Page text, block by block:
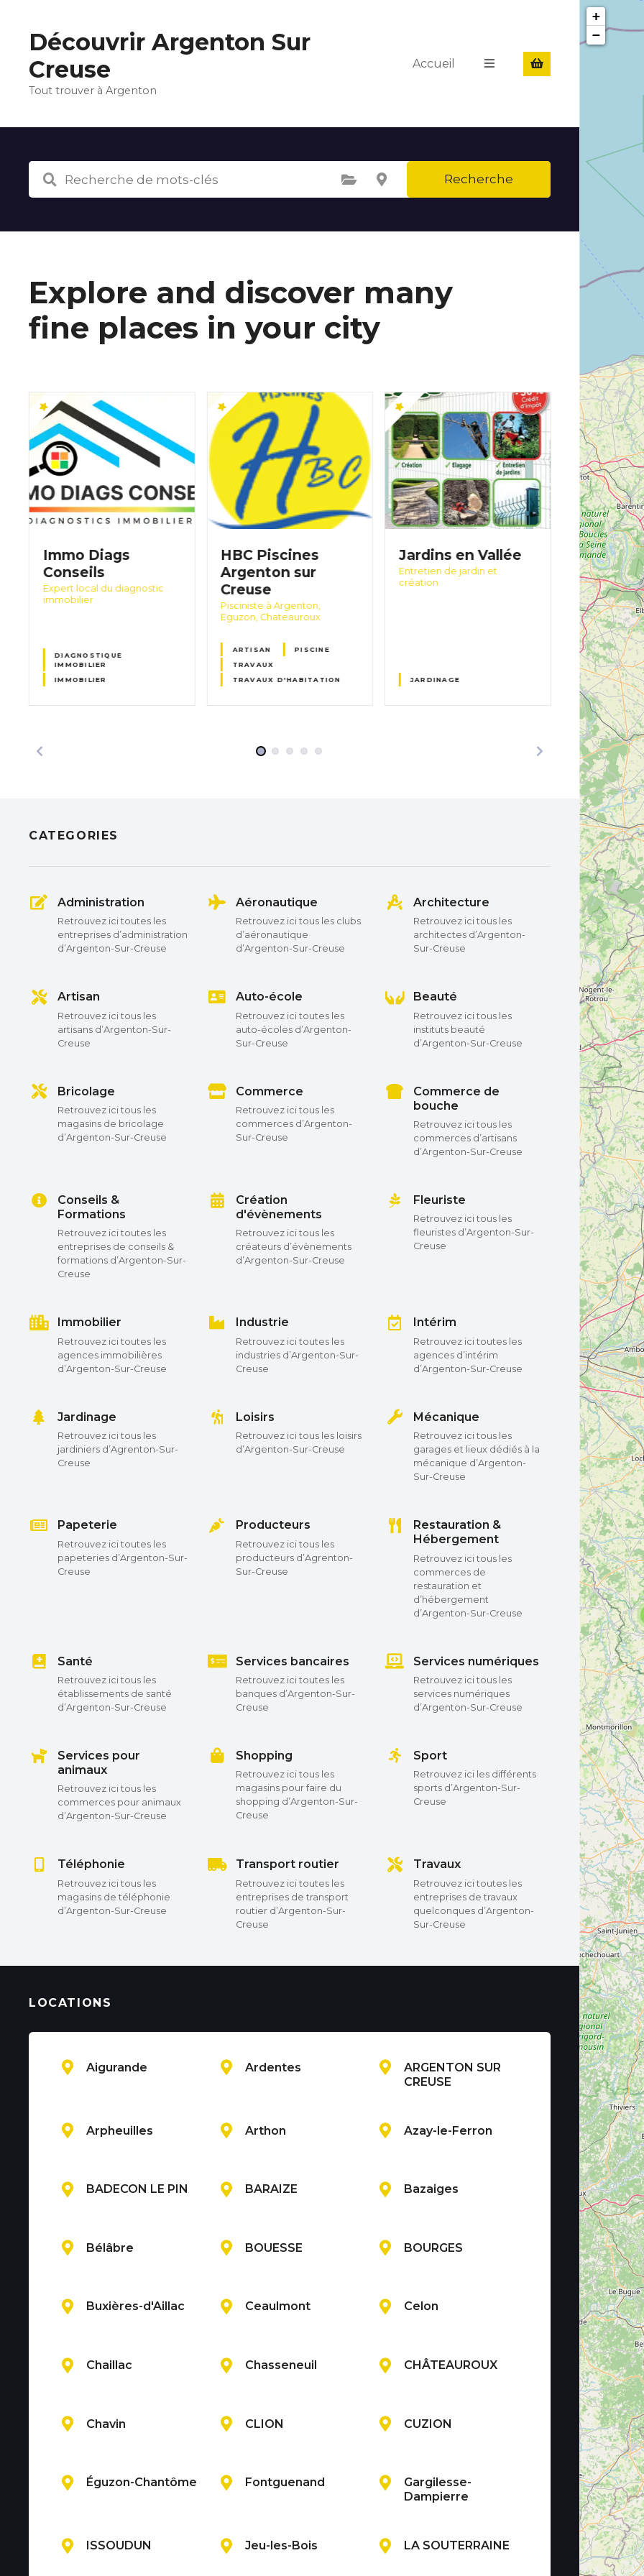
o
Découvrir Argenton Sur
Creuse
Tout trouver à Argenton
Accueil
Sélectionnez une catégorie Sélectionnez le lieu Recherche
Explore and discover many
fine places in your city
Immo Diags
Conseils
Expert local du diagnostic
immobilier
DIAGNOSTIQUE
IMMOBILIER
IMMOBILIER
HBC Piscines
Argenton sur
Creuse
Pisciniste à Argenton,
Eguzon, Chateauroux
ARTISAN
PISCINE
TRAVAUX
TRAVAUX D'HABITATION
Jardins en Vallée
Entretien de jardin et
création
JARDINAGE
de site web
CONSEILS &
CRÉATION
PUBLICITÉS
PUBLICITÉ
SERVICES
CATEGORIES
Administration
Retrouvez ici toutes les
entreprises d’administration
d’Argenton-Sur-Creuse
Aéronautique
Retrouvez ici tous les clubs
d’aéronautique
d’Argenton-Sur-Creuse
Architecture
Retrouvez ici tous les
architectes d’Argenton-
Sur-Creuse
Artisan
Retrouvez ici tous les
artisans d’Argenton-Sur-
Creuse
Auto-école
Retrouvez ici toutes les
auto-écoles d’Argenton-
Sur-Creuse
Beauté
Retrouvez ici tous les
instituts beauté
d’Argenton-Sur-Creuse
Bricolage
Retrouvez ici tous les
magasins de bricolage
d’Argenton-Sur-Creuse
Commerce
Retrouvez ici tous les
commerces d’Argenton-
Sur-Creuse
Commerce de
bouche
Retrouvez ici tous les
commerces d’artisans
d’Argenton-Sur-Creuse
Conseils &
Formations
Retrouvez ici toutes les
entreprises de conseils &
formations d’Argenton-Sur-
Creuse
Création
d'évènements
Retrouvez ici tous les
créateurs d’évènements
d’Argenton-Sur-Creuse
Fleuriste
Retrouvez ici tous les
fleuristes d’Argenton-Sur-
Creuse
Immobilier
Retrouvez ici toutes les
agences immobilières
d’Argenton-Sur-Creuse
Industrie
Retrouvez ici toutes les
industries d’Argenton-Sur-
Creuse
Intérim
Retrouvez ici toutes les
agences d’intérim
d’Argenton-Sur-Creuse
Jardinage
Retrouvez ici tous les
jardiniers d’Agrenton-Sur-
Creuse
Loisirs
Retrouvez ici tous les loisirs
d’Argenton-Sur-Creuse
Mécanique
Retrouvez ici tous les
garages et lieux dédiés à la
mécanique d’Argenton-
Sur-Creuse
Papeterie
Retrouvez ici toutes les
papeteries d’Argenton-Sur-
Creuse
Producteurs
Retrouvez ici tous les
producteurs d’Agrenton-
Sur-Creuse
Restauration &
Hébergement
Retrouvez ici tous les
commerces de
restauration et
d’hébergement
d’Argenton-Sur-Creuse
Santé
Retrouvez ici tous les
établissements de santé
d’Argenton-Sur-Creuse
Services bancaires
Retrouvez ici toutes les
banques d’Argenton-Sur-
Creuse
Services numériques
Retrouvez ici tous les
services numériques
d’Argenton-Sur-Creuse
Services pour
animaux
Retrouvez ici tous les
commerces pour animaux
d’Argenton-Sur-Creuse
Shopping
Retrouvez ici tous les
magasins pour faire du
shopping d’Argenton-Sur-
Creuse
Sport
Retrouvez ici les différents
sports d’Argenton-Sur-
Creuse
Téléphonie
Retrouvez ici tous les
magasins de téléphonie
d’Argenton-Sur-Creuse
Transport routier
Retrouvez ici toutes les
entreprises de transport
routier d’Argenton-Sur-
Creuse
Travaux
Retrouvez ici toutes les
entreprises de travaux
quelconques d’Argenton-
Sur-Creuse
LOCATIONS
Aigurande Ardentes
ARGENTON SUR
CREUSE
Arpheuilles Arthon Azay-le-Ferron
BADECON LE PIN BARAIZE Bazaiges
Bélâbre BOUESSE BOURGES
Buxières-d'Aillac Ceaulmont Celon
Chaillac Chasseneuil CHÂTEAUROUX
Chavin CLION CUZION
Éguzon-Chantôme Fontguenand
Gargilesse-
Dampierre
ISSOUDUN Jeu-les-Bois LA SOUTERRAINE
+
−